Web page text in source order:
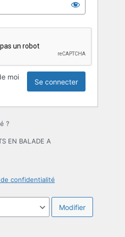
moi
?
EN BALADE A
confidentialité